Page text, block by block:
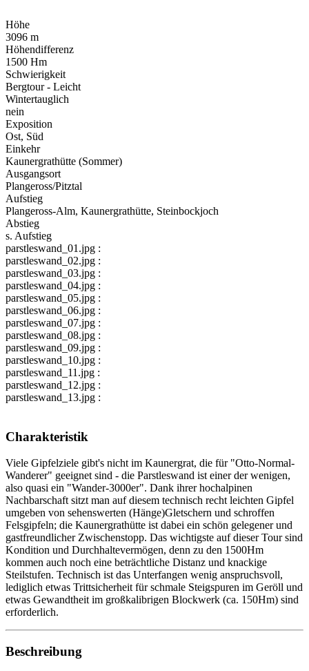
Höhe
3096 m
Höhendifferenz
1500 Hm
Schwierigkeit
Bergtour - Leicht
Wintertauglich
nein
Exposition
Ost, Süd
Einkehr
Kaunergrathütte (Sommer)
Ausgangsort
Plangeross/Pitztal
Aufstieg
Plangeross-Alm, Kaunergrathütte, Steinbockjoch
Abstieg
s. Aufstieg
parstleswand_01.jpg :
parstleswand_02.jpg :
parstleswand_03.jpg :
parstleswand_04.jpg :
parstleswand_05.jpg :
parstleswand_06.jpg :
parstleswand_07.jpg :
parstleswand_08.jpg :
parstleswand_09.jpg :
parstleswand_10.jpg :
parstleswand_11.jpg :
parstleswand_12.jpg :
parstleswand_13.jpg :
Charakteristik
Viele Gipfelziele gibt's nicht im Kaunergrat, die für "Otto-Normal-
Wanderer" geeignet sind - die Parstleswand ist einer der wenigen,
also quasi ein "Wander-3000er". Dank ihrer hochalpinen
Nachbarschaft sitzt man auf diesem technisch recht leichten Gipfel
umgeben von sehenswerten (Hänge)Gletschern und schroffen
Felsgipfeln; die Kaunergrathütte ist dabei ein schön gelegener und
gastfreundlicher Zwischenstopp. Das wichtigste auf dieser Tour sind
Kondition und Durchhaltevermögen, denn zu den 1500Hm
kommen auch noch eine beträchtliche Distanz und knackige
Steilstufen. Technisch ist das Unterfangen wenig anspruchsvoll,
lediglich etwas Trittsicherheit für schmale Steigspuren im Geröll und
etwas Gewandtheit im großkalibrigen Blockwerk (ca. 150Hm) sind
erforderlich.
Beschreibung